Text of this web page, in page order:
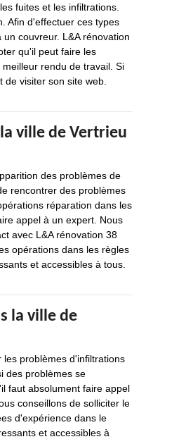
fuites et les infiltrations.
Afin d'effectuer ces types
couvreur. L&A rénovation
qu'il peut faire les
rendu de travail. Si
visiter son site web.
ville de Vertrieu
des problèmes de
rencontrer des problèmes
réparation dans les
appel à un expert. Nous
avec L&A rénovation 38
opérations dans les règles
et accessibles à tous.
la ville de
problèmes d'infiltrations
des problèmes se
faut absolument faire appel
conseillons de solliciter le
d'expérience dans le
et accessibles à